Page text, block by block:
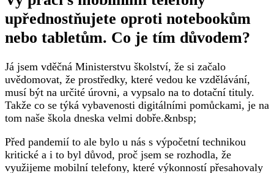
upřednostňujete oproti notebookům
nebo tabletům. Co je tím důvodem?
Já jsem vděčná Ministerstvu školství, že si začalo
uvědomovat, že prostředky, které vedou ke vzdělávání,
musí být na určité úrovni, a vypsalo na to dotační tituly.
Takže co se týká vybavenosti digitálními pomůckami, je na
tom naše škola dneska velmi dobře.&nbsp;
Před pandemií to ale bylo u nás s výpočetní technikou
kritické a i to byl důvod, proč jsem se rozhodla, že
využijeme mobilní telefony, které výkonností přesahovaly